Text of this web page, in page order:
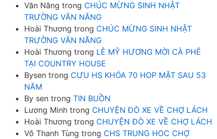
Văn Năng trong CHÚC MỪNG SINH NHẬT
TRƯỜNG VĂN NĂNG
Hoài Thương trong CHÚC MỪNG SINH NHẬT
TRƯỜNG VĂN NĂNG
Hoài Thương trong LÊ MỸ HƯƠNG MỜI CÀ PHÊ
TẠI COUNTRY HOUSE
Bysen trong CƯU HS KHÓA 70 HOP MẶT SAU 53
NĂM
By sen trong TIN BUỒN
Lương Minh trong CHUYỆN ĐÒ XE VỀ CHỢ LÁCH
Hoài Thương trong CHUYỆN ĐÒ XE VỀ CHỢ LÁCH
Võ Thanh Tùng trong CHS TRUNG HOC CHỢ